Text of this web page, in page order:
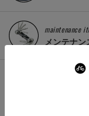
maintenance
メンテナン